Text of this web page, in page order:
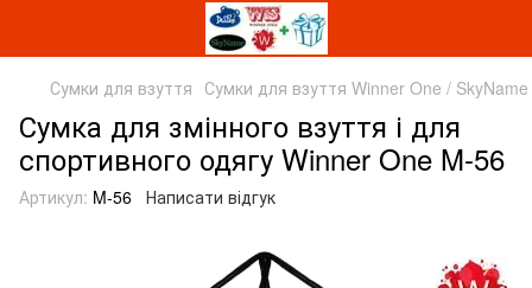
Сумки для взуття Сумки для взуття Winner One / SkyName
Сумка для змінного взуття і для
спортивного одягу Winner One M-56
Артикул: M-56 Написати відгук